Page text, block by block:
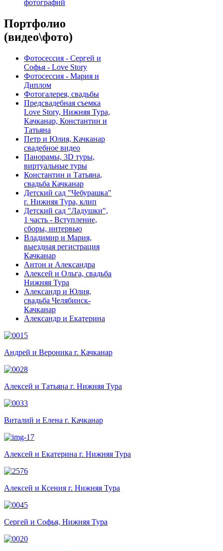
фотографий
Портфолио
(видео\фото)
Фотосессия - Сергей и
Софья - Love Story
Фотосессия - Мария и
Диплом
Фотогалерея, свадьбы
Предсвадебная съемка
Love Story, Нижняя Тура,
Качканар, Константин и
Татьяна
Петр и Юлия, Качканар
свадебное видео
Панорамы, 3D туры,
виртуальные туры
Константин и Татьяна,
свадьба Качканар
Детский сад "Чебурашка"
г. Нижняя Тура, клип
Детский сад "Ладушки",
1 часть - Вступление,
сборы, интервью
Владимир и Мария,
выездная регистрация
Качканар
Антон и Александра
Алексей и Ольга, свадьба
Нижняя Тура
Александр и Юлия,
свадьба Челябинск-
Качканар
Александр и Екатерина
Андрей и Вероника г. Качканар
Алексей и Татьяна г. Нижняя Тура
Виталий и Елена г. Качканар
Алексей и Екатерина г. Нижняя Тура
Алексей и Ксения г. Нижняя Тура
Сергей и Софья, Нижняя Тура